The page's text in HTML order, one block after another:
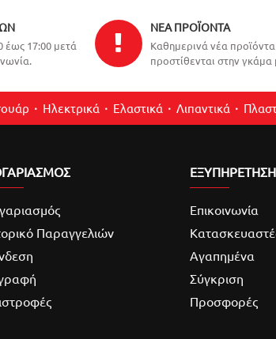
έως 17:00 μετά
ΝΈΑ ΠΡΟΪΌΝΤΑ
Καθημερινά νέα προϊόντα
προστίθενται στην γκάμα
Ηλεκτρικά Ελαστικά Λιπαντικά
Παραγγελιών
Επικοινωνία
Αγαπημένα
Σύγκριση
Προσφορές